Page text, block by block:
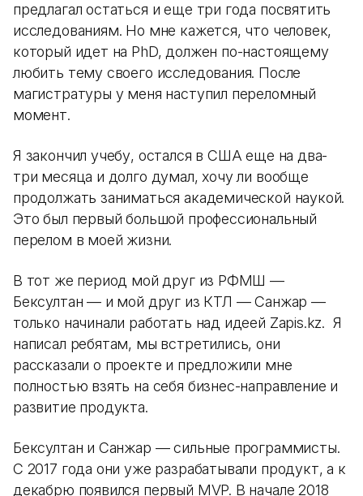
предлагал остаться и еще три года посвятить
исследованиям. Но мне кажется, что человек,
который идет на PhD, должен по-настоящему
любить тему своего исследования. После
магистратуры у меня наступил переломный
момент.
Я закончил учебу, остался в США еще на два-
три месяца и долго думал, хочу ли вообще
продолжать заниматься академической наукой.
Это был первый большой профессиональный
перелом в моей жизни.
В тот же период мой друг из РФМШ —
Бексултан — и мой друг из КТЛ — Санжар —
только начинали работать над идеей Zapis.kz. Я
написал ребятам, мы встретились, они
рассказали о проекте и предложили мне
полностью взять на себя бизнес-направление и
развитие продукта.
Бексултан и Санжар — сильные программисты.
С 2017 года они уже разрабатывали продукт, а к
декабрю появился первый MVP. В начале 2018